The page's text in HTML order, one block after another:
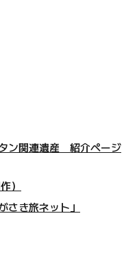
ン関連遺産 紹介ページ
）
さき旅ネット」